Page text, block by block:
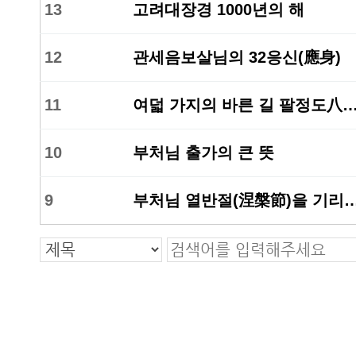
13 고려대장경 1000년의 해
12 관세음보살님의 32응신(應身)
11 여덟 가지의 바른 길 팔정도八
10 부처님 출가의 큰 뜻
9 부처님 열반절(涅槃節)을 기리